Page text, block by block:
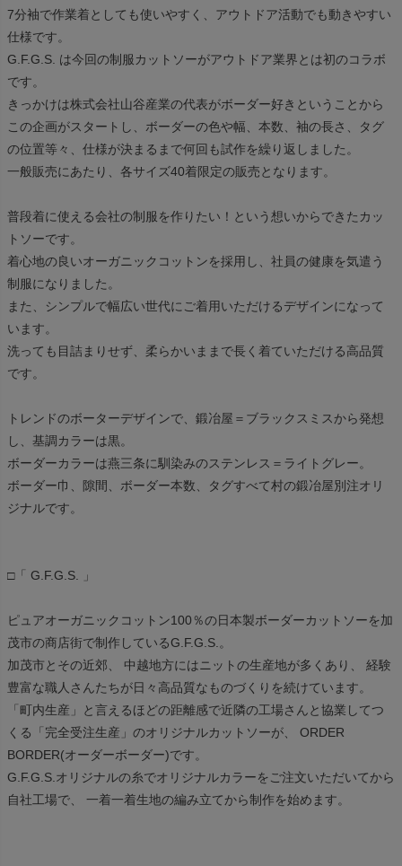
7分袖で作業着としても使いやすく、アウトドア活動でも動きやすい
仕様です。
G.F.G.S. は今回の制服カットソーがアウトドア業界とは初のコラボ
です。
きっかけは株式会社山谷産業の代表がボーダー好きということから
この企画がスタートし、ボーダーの色や幅、本数、袖の長さ、タグ
の位置等々、仕様が決まるまで何回も試作を繰り返しました。
一般販売にあたり、各サイズ40着限定の販売となります。
普段着に使える会社の制服を作りたい！という想いからできたカッ
トソーです。
着心地の良いオーガニックコットンを採用し、社員の健康を気遣う
制服になりました。
また、シンプルで幅広い世代にご着用いただけるデザインになって
います。
洗っても目詰まりせず、柔らかいままで長く着ていただける高品質
です。
トレンドのボーターデザインで、鍛冶屋＝ブラックスミスから発想
し、基調カラーは黒。
ボーダーカラーは燕三条に馴染みのステンレス＝ライトグレー。
ボーダー巾、隙間、ボーダー本数、タグすべて村の鍛冶屋別注オリ
ジナルです。
□「 G.F.G.S. 」
ピュアオーガニックコットン100％の日本製ボーダーカットソーを加
茂市の商店街で制作しているG.F.G.S.。
加茂市とその近郊、 中越地方にはニットの生産地が多くあり、 経験
豊富な職人さんたちが日々高品質なものづくりを続けています。
「町内生産」と言えるほどの距離感で近隣の工場さんと協業してつ
くる「完全受注生産」のオリジナルカットソーが、 ORDER
BORDER(オーダーボーダー)です。
G.F.G.S.オリジナルの糸でオリジナルカラーをご注文いただいてから
自社工場で、 一着一着生地の編み立てから制作を始めます。